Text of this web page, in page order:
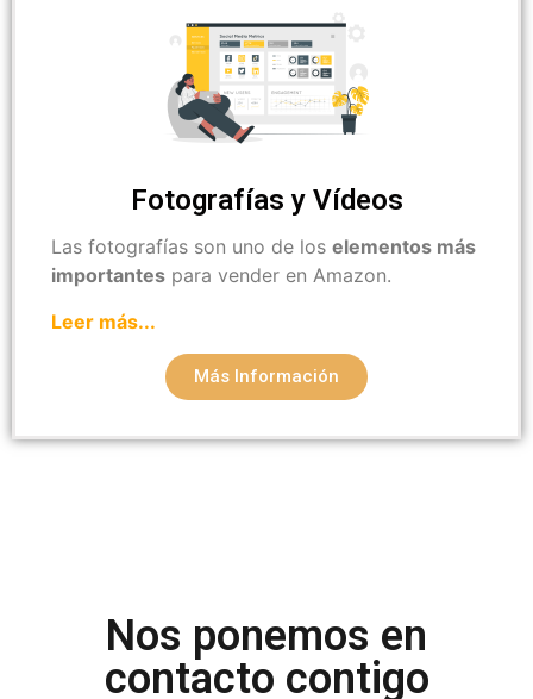
Fotografías y Vídeos
Las fotografías son uno de los elementos más
importantes para vender en Amazon.
Leer más...
Más Información
Nos ponemos en
contacto contigo